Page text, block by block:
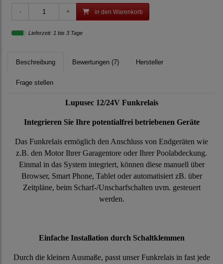
in den Warenkorb
Lieferzeit: 1 bis 3 Tage
Beschreibung Bewertungen (7) Hersteller
Frage stellen
Lupusec 12/24V Funkrelais
Integrieren Sie Ihre potentialfrei betriebenen Geräte
Das Funkrelais ermöglich den Anschluss von Endgeräten wie
z.B. den Motor Ihrer Garagentore oder Ihrer Poolabdeckung.
Einmal in das System integriert, können diese manuell über
Browser, Smart Phone, Tablet oder automatisiert zB. über
Zeitpläne, beim Scharf-/Unscharfschalten uvm. gesteuert
werden.
Einfache Installation durch Schaltklemmen
Durch die kleinen Ausmaße, passt unser Funkrelais in fast jede